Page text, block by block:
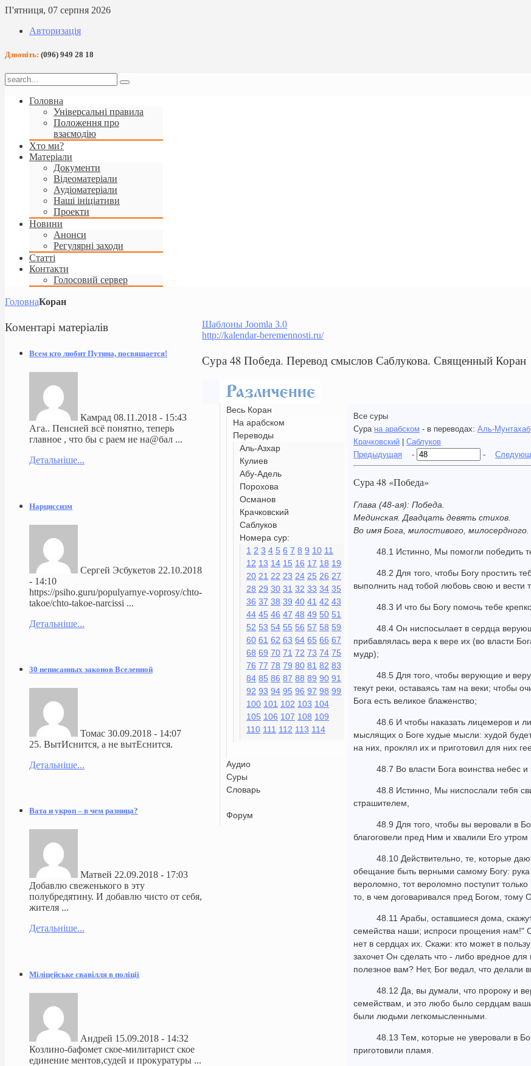
П'ятниця, 07 серпня 2026
Авторизація
Дзвоніть: (096) 949 28 18
Головна
Універсальні правила
Положення про
взаємодію
Хто ми?
Матеріали
Документи
Відеоматеріали
Аудіоматеріали
Наші ініціативи
Проекти
Новини
Анонси
Регулярні заходи
Статті
Контакти
Голосовий сервер
ГоловнаКоран
Шаблоны Joomla 3.0
http://kalendar-beremennosti.ru/
Сура 48 Победа. Перевод смыслов Саблукова. Священный Коран
Весь Коран
На арабском
Переводы
Аль-Азхар
Кулиев
Абу-Адель
Порохова
Османов
Крачковский
Саблуков
Номера сур:
1 2 3 4 5 6 7 8 9 10 11
12 13 14 15 16 17 18 19
20 21 22 23 24 25 26 27
28 29 30 31 32 33 34 35
36 37 38 39 40 41 42 43
44 45 46 47 48 49 50 51
52 53 54 55 56 57 58 59
60 61 62 63 64 65 66 67
68 69 70 71 72 73 74 75
76 77 78 79 80 81 82 83
84 85 86 87 88 89 90 91
92 93 94 95 96 97 98 99
100 101 102 103 104
105 106 107 108 109
110 111 112 113 114
Аудио
Суры
Словарь
Форум
Все суры
Сура на арабском - в переводах: Аль-Мунтахаб
Крачковский | Саблуков
Предыдущая - -
Сура 48 «Победа»
Глава (48-ая): Победа.
Мединская. Двадцать девять стихов.
Во имя Бога, милостивого, милосердного.
48.1 Истинно, Мы помогли победить
48.2 Для того, чтобы Богу простить
выполнить над тобой любовь свою и вести
48.3 И что бы Богу помочь тебе
48.4 Он ниспосылает в сердца
прибавлялась вера к вере их (во власти
мудр);
48.5 Для того, чтобы верующие и
текут реки, оставаясь там на веки; чтобы
Бога есть великое блаженство;
48.6 И чтобы наказать лицемеров и
мыслящих о Боге худые мысли: худой
на них, проклял их и приготовил для них
48.7 Во власти Бога воинства небес
48.8 Истинно, Мы ниспослали тебя
страшителем,
48.9 Для того, чтобы вы веровали в
благоговели пред Ним и хвалили Его
48.10 Действительно, те, которые
обещание быть верными самому Богу: рука
вероломно, тот вероломно поступит
то, в чем договаривался пред Богом, тому
48.11 Арабы, оставшиеся дома,
семейства наши; испроси прощения нам!"
нет в сердцах их. Скажи: кто может в
захочет Он сделать что - либо вредное для
полезное вам? Нет, Бог ведал, что делали
48.12 Да, вы думали, что пророку и
семействам, и это любо было сердцам
были людьми легкомысленными.
48.13 Тем, которые не уверовали в
приготовили пламя.
Коментарі матеріалів
Всем кто любит Путина, посвящается!
Камрад 08.11.2018 - 15:43
Ага.. Пенсией всё понятно, теперь
главное , что бы с раем не на@бал ...
Детальніше...
Нарциссизм
Сергей Эсбукетов 22.10.2018
- 14:10
https://psiho.guru/populyarnye-voprosy/chto-
takoe/chto-takoe-narcissi ...
Детальніше...
30 неписанных законов Вселенной
Томас 30.09.2018 - 14:07
25. ВытИснится, а не вытЕснится.
Детальніше...
Вата и укроп – в чем разница?
Матвей 22.09.2018 - 17:03
Добавлю свеженького в эту
полубредятину. И добавлю чисто от себя,
жителя ...
Детальніше...
Міліцейське свавілля в поліції
Андрей 15.09.2018 - 14:32
Козлино-бафомет ское-милитарист ское
единение ментов,судей и прокуратуры ...